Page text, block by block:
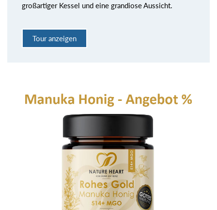
großartiger Kessel und eine grandiose Aussicht.
Tour anzeigen